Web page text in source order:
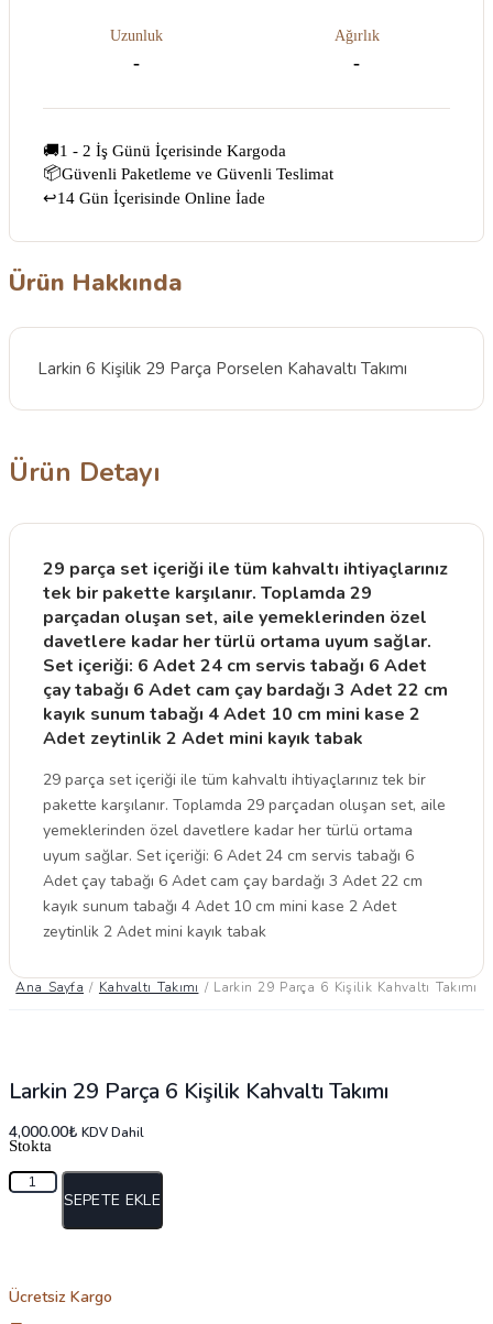
Uzunluk
-
Ağırlık
-
🚚1 - 2 İş Günü İçerisinde Kargoda
📦Güvenli Paketleme ve Güvenli Teslimat
↩️14 Gün İçerisinde Online İade
Ürün Hakkında
Larkin 6 Kişilik 29 Parça Porselen Kahavaltı Takımı
Ürün Detayı
29 parça set içeriği ile tüm kahvaltı ihtiyaçlarınız
tek bir pakette karşılanır. Toplamda 29
parçadan oluşan set, aile yemeklerinden özel
davetlere kadar her türlü ortama uyum sağlar.
Set içeriği: 6 Adet 24 cm servis tabağı 6 Adet
çay tabağı 6 Adet cam çay bardağı 3 Adet 22 cm
kayık sunum tabağı 4 Adet 10 cm mini kase 2
Adet zeytinlik 2 Adet mini kayık tabak
29 parça set içeriği ile tüm kahvaltı ihtiyaçlarınız tek bir
pakette karşılanır. Toplamda 29 parçadan oluşan set, aile
yemeklerinden özel davetlere kadar her türlü ortama
uyum sağlar. Set içeriği: 6 Adet 24 cm servis tabağı 6
Adet çay tabağı 6 Adet cam çay bardağı 3 Adet 22 cm
kayık sunum tabağı 4 Adet 10 cm mini kase 2 Adet
zeytinlik 2 Adet mini kayık tabak
Ana Sayfa / Kahvaltı Takımı / Larkin 29 Parça 6 Kişilik Kahvaltı Takımı
Larkin 29 Parça 6 Kişilik Kahvaltı Takımı
4,000.00₺ KDV Dahil
Stokta
Larkin
Takımı
adet
SEPETE EKLE
Ücretsiz Kargo